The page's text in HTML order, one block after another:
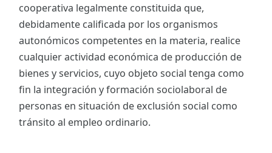
cooperativa legalmente constituida que,
debidamente calificada por los organismos
autonómicos competentes en la materia, realice
cualquier actividad económica de producción de
bienes y servicios, cuyo objeto social tenga como
fin la integración y formación sociolaboral de
personas en situación de exclusión social como
tránsito al empleo ordinario.